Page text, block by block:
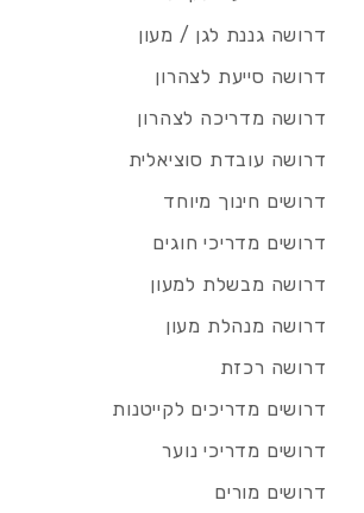
דרושה גננת לגן / מעון
דרושה סייעת לצהרון
דרושה מדריכה לצהרון
דרושה עובדת סוציאלית
דרושים חינוך מיוחד
דרושים מדריכי חוגים
דרושה מבשלת למעון
דרושה מנהלת מעון
דרושה רכזת
דרושים מדריכים לקייטנות
דרושים מדריכי נוער
דרושים מורים